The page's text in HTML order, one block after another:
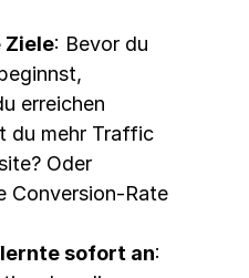
Ziele: Bevor du
erreichen
du mehr Traffic
Oder
Conversion-Rate
sofort an: